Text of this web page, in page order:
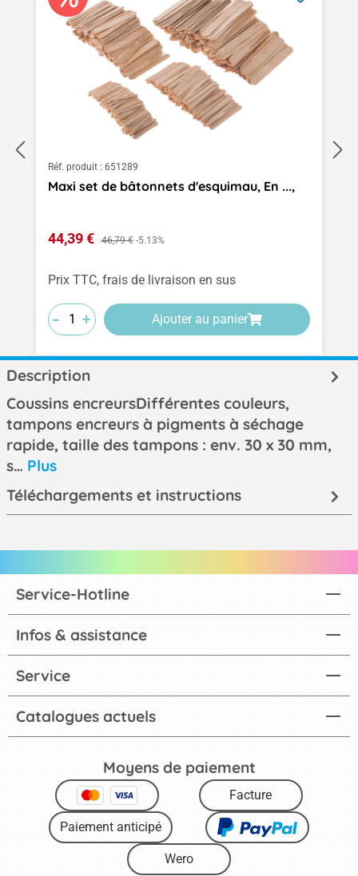
Réf. produit : 651289
Maxi set de bâtonnets d'esquimau, En ...,
Prix de vente :
44,39 € Prix régulier :
46,79 € -5.13%
Prix TTC, frais de livraison en sus
-
-
- +
+
+ Ajouter au panier
Description
Coussins encreursDifférentes couleurs,
tampons encreurs à pigments à séchage
rapide, taille des tampons : env. 30 x 30 mm,
s… Plus
Téléchargements et instructions
Catalogues actuels
Service-Hotline
Infos & assistance
Service
Moyens de paiement
Facture
Paiement anticipé
Wero